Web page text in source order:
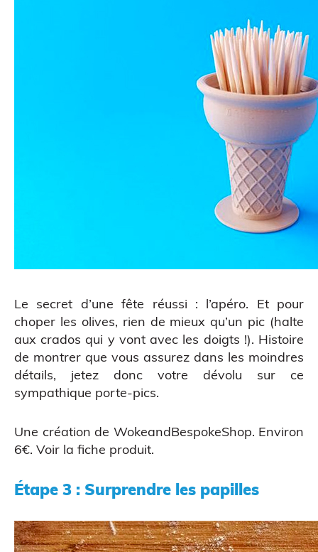
Atelier découverte
Le secret d’une fête réussi : l’apéro. Et pour
choper les olives, rien de mieux qu’un pic (halte
aux crados qui y vont avec les doigts !). Histoire
de montrer que vous assurez dans les moindres
détails, jetez donc votre dévolu sur ce
sympathique porte-pics.
Une création de WokeandBespokeShop. Environ
6€. Voir la fiche produit.
Étape 3 : Surprendre les papilles